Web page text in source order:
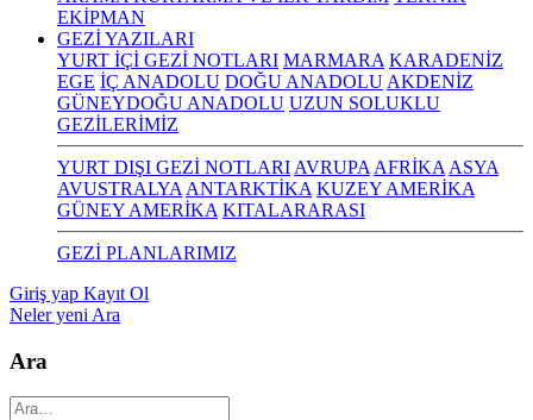
EKİPMAN
GEZİ YAZILARI
YURT İÇİ GEZİ NOTLARI MARMARA KARADENİZ
EGE İÇ ANADOLU DOĞU ANADOLU AKDENİZ
GÜNEYDOĞU ANADOLU UZUN SOLUKLU
GEZİLERİMİZ
YURT DIŞI GEZİ NOTLARI AVRUPA AFRİKA ASYA
AVUSTRALYA ANTARKTİKA KUZEY AMERİKA
GÜNEY AMERİKA KITALARARASI
GEZİ PLANLARIMIZ
Giriş yap Kayıt Ol
Neler yeni Ara
Ara